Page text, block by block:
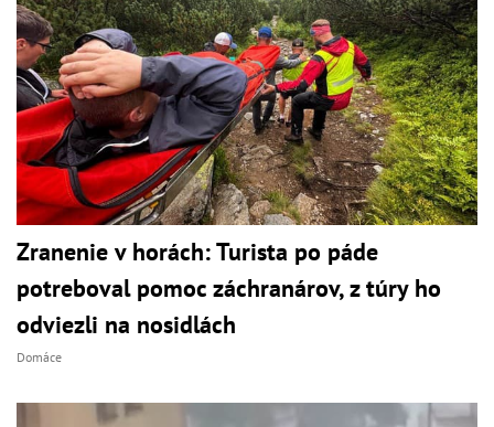
Zranenie v horách: Turista po páde
potreboval pomoc záchranárov, z túry ho
odviezli na nosidlách
Domáce